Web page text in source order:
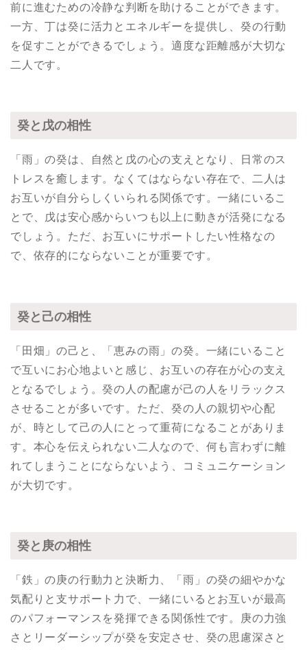
前に進むための冷静な判断を助けることができます。
一方、丁は癸に活力とエネルギーを提供し、癸の行動
を促すことができるでしょう。適度な距離感が大切な
二人です。
癸と戊の相性
「雨」の癸は、自然と戊の心の支えとなり、日常のス
トレスを癒します。なくてはならない存在で、二人は
お互いが自分らしくいられる関係です。一緒にいるこ
とで、戊は安心感からいつも以上に動きが活発になる
でしょう。ただ、お互いにサポートしたい性格なの
で、依存的にならないことが重要です。
癸と己の相性
「田畑」の己と、「恵みの雨」の癸。一緒にいること
で互いにお心地よいと感じ、お互いの存在が心の支え
となるでしょう。癸の人の配慮が己の人をリラックス
させることが多いです。ただ、癸の人の親切や心配
が、時として己の人にとって重荷になることがありま
す。本心を伝えられない二人なので、何も言わずに離
れてしまうことにならないよう、コミュニケーション
が大切です。
癸と庚の相性
「鉄」の庚の行動力と決断力、「雨」の癸の細やかな
気配りと支サポート力で、一緒にいるとお互いが最高
のパフォーマンスを発揮できる関係性です。庚の力強
さとリーダーシップが癸を安定させ、癸の思慮深さと